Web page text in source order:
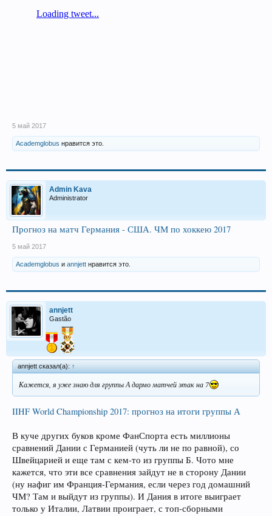
5 май 2017
Academglobus нравится это.
Admin Kava
Administrator
Прогноз на матч Германия - США. ЧМ по хоккею 2017
5 май 2017
Academglobus и annjett нравится это.
annjett
Gastão
annjett сказал(а): ↑
Кажется, я уже знаю для группы А дармо матчей этак на 7
IIHF World Championship 2017: прогноз на итоги группы А
В куче других буков кроме ФанСпорта есть миллионы
сравнений Дании с Германией (чуть ли не по равной), со
Швейцарией и еще там с кем-то из группы Б. Чото мне
кажется, что эти все сравнения зайдут не в сторону Дании
(ну нафиг им Франция-Германия, если через год домашний
ЧМ? Там и выйдут из группы). И Дания в итоге выиграет
только у Италии, Латвии проиграет, с топ-сборными